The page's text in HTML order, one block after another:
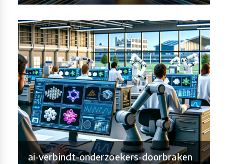
ai-verbindt-onderzoekers-doorbraken